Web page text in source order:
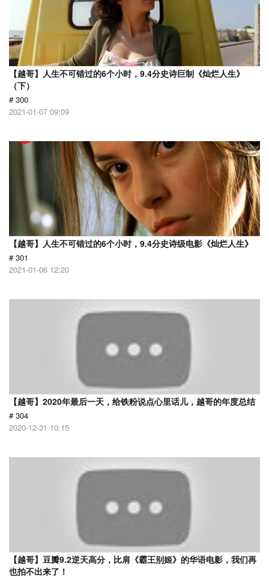
【越哥】人生不可错过的6个小时，9.4分史诗巨制《灿烂人生》
（下）
# 300
2021-01-07 09:09
【越哥】人生不可错过的6个小时，9.4分史诗级电影《灿烂人生》
# 301
2021-01-06 12:20
【越哥】2020年最后一天，给铁粉说点心里话儿，越哥的年度总结
# 304
2020-12-31 10:15
【越哥】豆瓣9.2逆天高分，比肩《霸王别姬》的华语电影，我们再
也拍不出来了！